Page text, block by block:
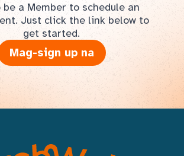
be a Member to schedule an
Just click the link below to
get started.
Mag-sign up na